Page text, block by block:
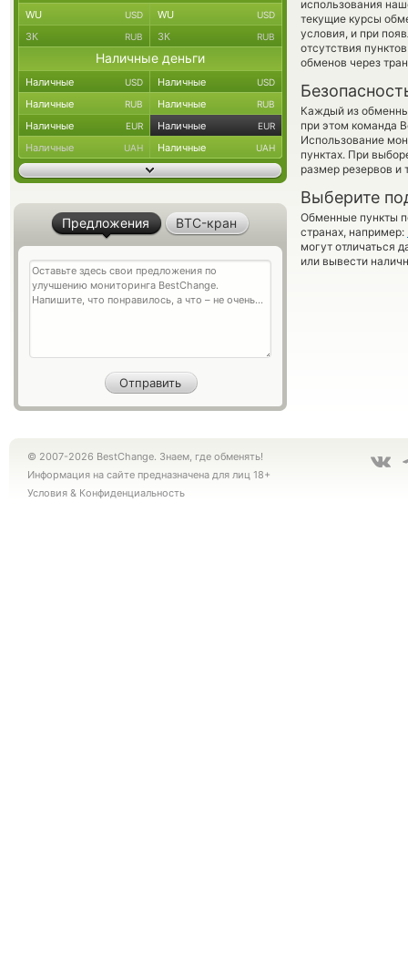
использования
текущие курсы
условия, и при
отсутствия
обменов через
Каждый из
при этом команда
Использование
пунктах. При
размер резервов и
Выберите
Обменные пункты
странах, например:
могут отличаться
или вывести
WU USD WU USD
ЗК RUB ЗК RUB
Наличные деньги
Наличные USD Наличные USD
Наличные RUB Наличные RUB
Наличные EUR Наличные EUR
Наличные UAH Наличные UAH
Предложения BTC-кран
© 2007-2026 BestChange. Знаем, где обменять!
Информация на сайте предназначена для лиц 18+
Условия & Конфиденциальность